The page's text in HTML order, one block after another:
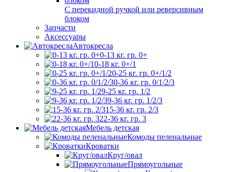
С перекидной ручкой или реверсивным
блоком
Запчасти
Аксессуары
Автокресла
0-13 кг. гр. 0+
0-18 кг. 0+/1
0-25 кг. гр. 0+/1/2
0-36 кг. гр. 0/1/2/3
9-25 кг. гр. 1/2
9-36 кг. гр. 1/2/3
15-36 кг. гр. 2/3
22-36 кг. гр. 3
Мебель детская
Комоды пеленальные
Кроватки
Круг/овал
Прямоугольные